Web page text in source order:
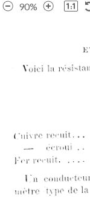
90%